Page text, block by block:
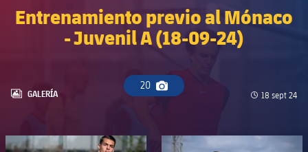
PLUSICON
Femenino
plusicon
más
Barça Atlètic
plusicon
más
Entrenamiento previo al Mónaco
- Juvenil A (18-09-24)
20
Icono de cámara
LABEL.ARIA.GALLERY
GALERÍA Fecha de
18 sept 24
FC Barcelona club badge FC Barcelona club badge